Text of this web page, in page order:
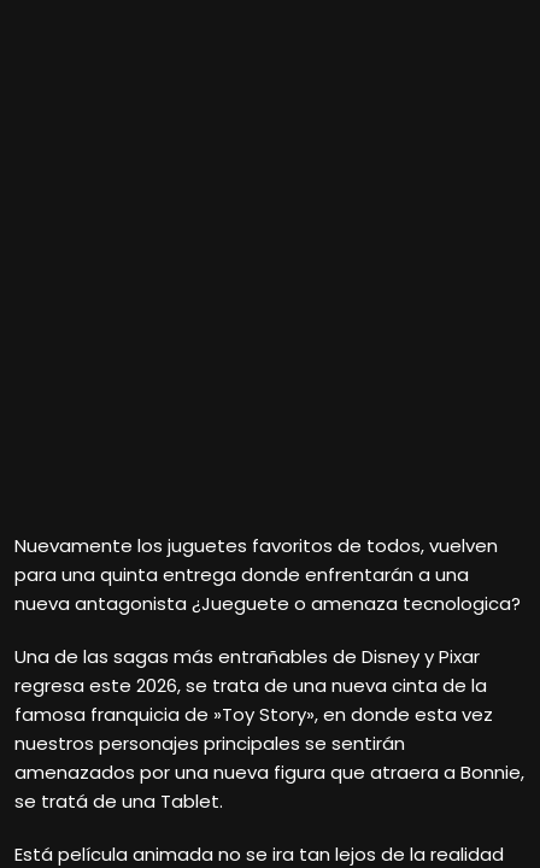
Nuevamente los juguetes favoritos de todos, vuelven
para una quinta entrega donde enfrentarán a una
nueva antagonista ¿Jueguete o amenaza tecnologica?
Una de las sagas más entrañables de Disney y Pixar
regresa este 2026, se trata de una nueva cinta de la
famosa franquicia de »Toy Story», en donde esta vez
nuestros personajes principales se sentirán
amenazados por una nueva figura que atraera a Bonnie,
se tratá de una Tablet.
Está película animada no se ira tan lejos de la realidad